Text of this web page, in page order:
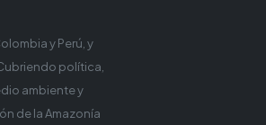
y Perú, y
política,
ambiente y
de la Amazonía